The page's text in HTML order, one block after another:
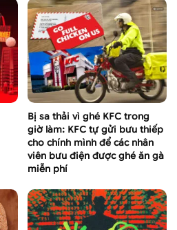
Bị sa thải vì ghé KFC trong
giờ làm: KFC tự gửi bưu thiếp
cho chính mình để các nhân
viên bưu điện được ghé ăn gà
miễn phí